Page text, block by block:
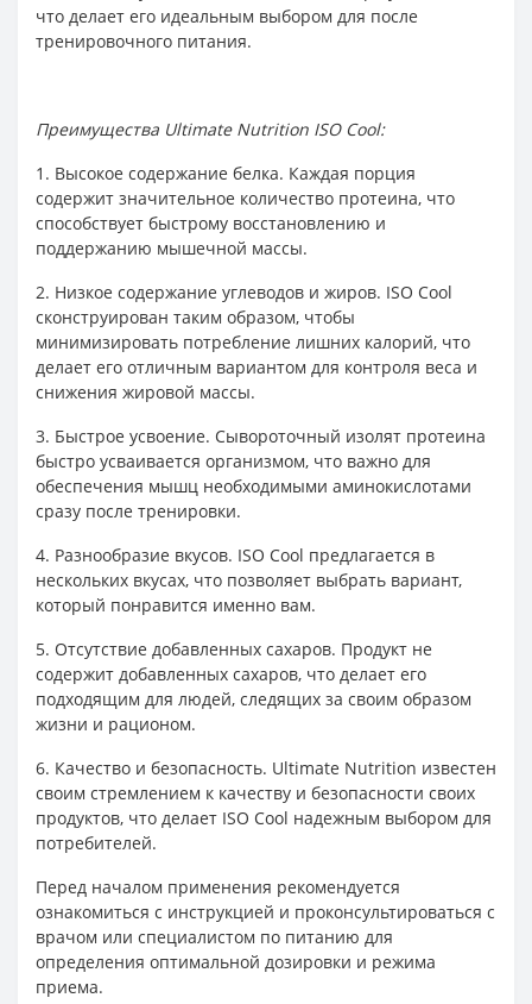
что делает его идеальным выбором для после
тренировочного питания.
Преимущества Ultimate Nutrition ISO Cool:
1. Высокое содержание белка. Каждая порция
содержит значительное количество протеина, что
способствует быстрому восстановлению и
поддержанию мышечной массы.
2. Низкое содержание углеводов и жиров. ISO Cool
сконструирован таким образом, чтобы
минимизировать потребление лишних калорий, что
делает его отличным вариантом для контроля веса и
снижения жировой массы.
3. Быстрое усвоение. Сывороточный изолят протеина
быстро усваивается организмом, что важно для
обеспечения мышц необходимыми аминокислотами
сразу после тренировки.
4. Разнообразие вкусов. ISO Cool предлагается в
нескольких вкусах, что позволяет выбрать вариант,
который понравится именно вам.
5. Отсутствие добавленных сахаров. Продукт не
содержит добавленных сахаров, что делает его
подходящим для людей, следящих за своим образом
жизни и рационом.
6. Качество и безопасность. Ultimate Nutrition известен
своим стремлением к качеству и безопасности своих
продуктов, что делает ISO Cool надежным выбором для
потребителей.
Перед началом применения рекомендуется
ознакомиться с инструкцией и проконсультироваться с
врачом или специалистом по питанию для
определения оптимальной дозировки и режима
приема.